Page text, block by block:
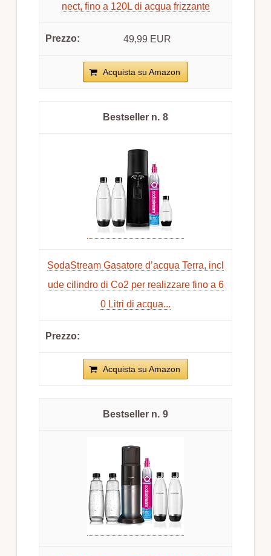
nect, fino a 120L di acqua frizzante
49,99 EUR
Acquista su Amazon
8
SodaStream Gasatore d’acqua Terra, incl
ude cilindro di Co2 per realizzare fino a 6
0 Litri di acqua...
Acquista su Amazon
9